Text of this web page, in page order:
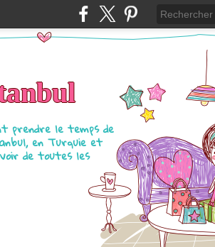
prendre le temps de
en Turquie et
de toutes les